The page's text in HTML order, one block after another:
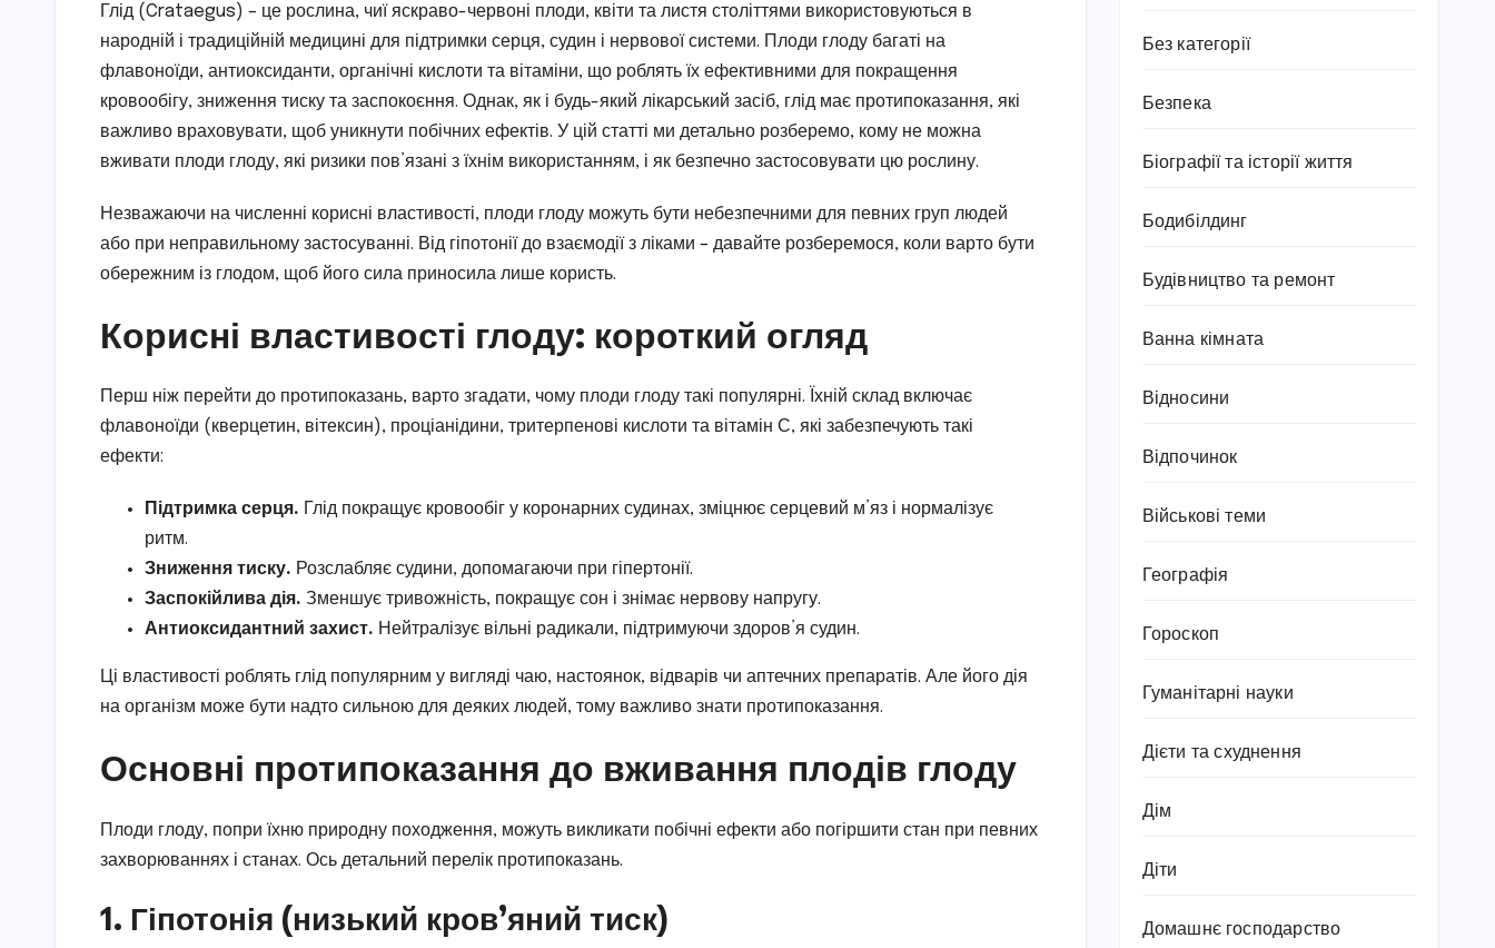
Глід (Crataegus) – це рослина, чиї яскраво-червоні плоди, квіти та листя століттями використовуються в
народній і традиційній медицині для підтримки серця, судин і нервової системи. Плоди глоду багаті на
флавоноїди, антиоксиданти, органічні кислоти та вітаміни, що роблять їх ефективними для покращення
кровообігу, зниження тиску та заспокоєння. Однак, як і будь-який лікарський засіб, глід має протипоказання, які
важливо враховувати, щоб уникнути побічних ефектів. У цій статті ми детально розберемо, кому не можна
вживати плоди глоду, які ризики пов’язані з їхнім використанням, і як безпечно застосовувати цю рослину.
Незважаючи на численні корисні властивості, плоди глоду можуть бути небезпечними для певних груп людей
або при неправильному застосуванні. Від гіпотонії до взаємодії з ліками – давайте розберемося, коли варто бути
обережним із глодом, щоб його сила приносила лише користь.
Корисні властивості глоду: короткий огляд
Перш ніж перейти до протипоказань, варто згадати, чому плоди глоду такі популярні. Їхній склад включає
флавоноїди (кверцетин, вітексин), проціанідини, тритерпенові кислоти та вітамін С, які забезпечують такі
ефекти:
Підтримка серця. Глід покращує кровообіг у коронарних судинах, зміцнює серцевий м’яз і нормалізує
ритм.
Зниження тиску. Розслабляє судини, допомагаючи при гіпертонії.
Заспокійлива дія. Зменшує тривожність, покращує сон і знімає нервову напругу.
Антиоксидантний захист. Нейтралізує вільні радикали, підтримуючи здоров’я судин.
Ці властивості роблять глід популярним у вигляді чаю, настоянок, відварів чи аптечних препаратів. Але його дія
на організм може бути надто сильною для деяких людей, тому важливо знати протипоказання.
Основні протипоказання до вживання плодів глоду
Плоди глоду, попри їхню природну походження, можуть викликати побічні ефекти або погіршити стан при певних
захворюваннях і станах. Ось детальний перелік протипоказань.
1. Гіпотонія (низький кров’яний тиск)
Без категорії
Безпека
Біографії та історії життя
Бодибілдинг
Будівництво та ремонт
Ванна кімната
Відносини
Відпочинок
Військові теми
Географія
Гороскоп
Гуманітарні науки
Дієти та схуднення
Дім
Діти
Домашнє господарство